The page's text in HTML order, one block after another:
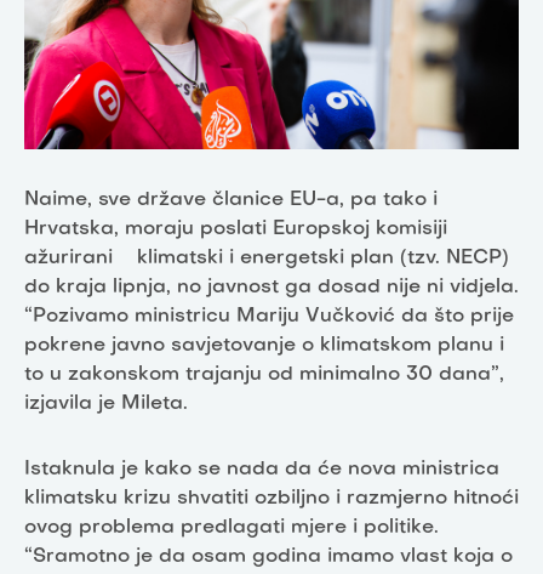
Naime, sve države članice EU-a, pa tako i
Hrvatska, moraju poslati Europskoj komisiji
ažurirani klimatski i energetski plan (tzv. NECP)
do kraja lipnja, no javnost ga dosad nije ni vidjela.
“Pozivamo ministricu Mariju Vučković da što prije
pokrene javno savjetovanje o klimatskom planu i
to u zakonskom trajanju od minimalno 30 dana”,
izjavila je Mileta.
Istaknula je kako se nada da će nova ministrica
klimatsku krizu shvatiti ozbiljno i razmjerno hitnoći
ovog problema predlagati mjere i politike.
“Sramotno je da osam godina imamo vlast koja o